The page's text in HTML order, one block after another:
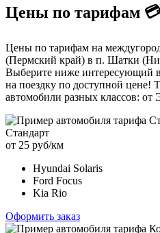
Цены по тарифам
Цены по тарифам на
(Пермский край) в п. Шатки
Выберите ниже интересующий
на поездку по доступной цене!
автомобили разных классов: от
Стандарт
от 25 руб/км
Hyundai Solaris
Ford Focus
Kia Rio
Оформить заказ